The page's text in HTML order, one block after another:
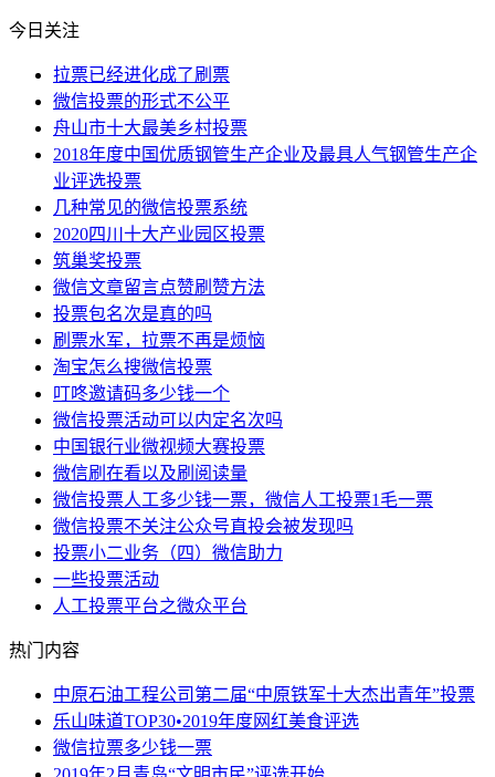
今日关注
拉票已经进化成了刷票
微信投票的形式不公平
舟山市十大最美乡村投票
2018年度中国优质钢管生产企业及最具人气钢管生产企
业评选投票
几种常见的微信投票系统
2020四川十大产业园区投票
筑巢奖投票
微信文章留言点赞刷赞方法
投票包名次是真的吗
刷票水军，拉票不再是烦恼
淘宝怎么搜微信投票
叮咚邀请码多少钱一个
微信投票活动可以内定名次吗
中国银行业微视频大赛投票
微信刷在看以及刷阅读量
微信投票人工多少钱一票，微信人工投票1毛一票
微信投票不关注公众号直投会被发现吗
投票小二业务（四）微信助力
一些投票活动
人工投票平台之微众平台
热门内容
中原石油工程公司第二届“中原铁军十大杰出青年”投票
乐山味道TOP30•2019年度网红美食评选
微信拉票多少钱一票